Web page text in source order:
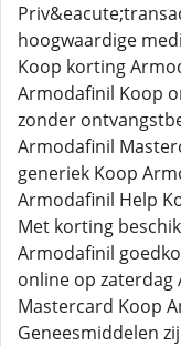
hoogwaardige
Koop korting
Armodafinil Koop
zonder
Armodafinil
generiek Koop
Armodafinil Help
Met korting
Armodafinil
online op
Mastercard Koop
Geneesmiddelen